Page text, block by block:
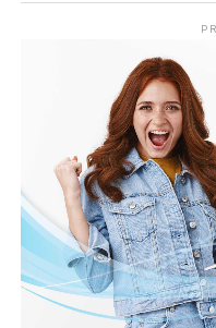
Sensação de qi
De-qi (Chinês: 得气;
refere a uma alegada
formigamento elétrico
sensação não ocorre,
acuponto não foi
não foi inserida na
manipulação
imediatamente sentido
destaque para a hérnia
governo estadual.
Diante desse cenário,
referência no
alerta firme para a
disco cervical é uma
subestimada, mas que
graves se não for
atenção.